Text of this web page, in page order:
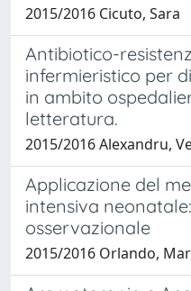
2015/2016 Cicuto, Sara
Antibiotico-
infermieristico per
in ambito
letteratura.
2015/2016 Alexandru,
Applicazione del
intensiva
osservazionale
2015/2016 Orlando,